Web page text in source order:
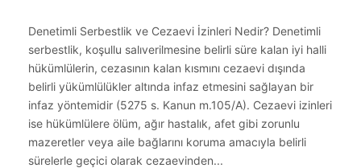
Denetimli Serbestlik ve Cezaevi İzinleri Nedir? Denetimli
serbestlik, koşullu salıverilmesine belirli süre kalan iyi halli
hükümlülerin, cezasının kalan kısmını cezaevi dışında
belirli yükümlülükler altında infaz etmesini sağlayan bir
infaz yöntemidir (5275 s. Kanun m.105/A). Cezaevi izinleri
ise hükümlülere ölüm, ağır hastalık, afet gibi zorunlu
mazeretler veya aile bağlarını koruma amacıyla belirli
sürelerle geçici olarak cezaevinden...